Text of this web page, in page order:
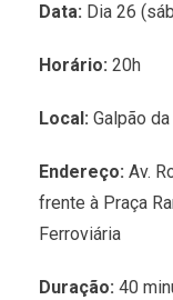
Data: Dia 26
Horário: 20h
Local: Galpão da
Endereço: Av.
frente à Praça
Ferroviária
Duração: 40